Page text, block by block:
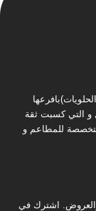
و التي كسبت ثقة
للمطاعم و
اشترك في